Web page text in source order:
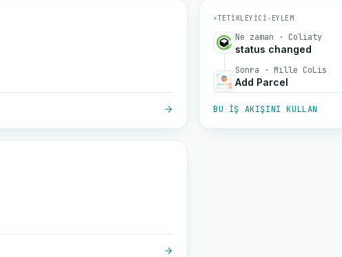
⚡TETIKLEYICI→EYLEM
Ne zaman · Coliaty
status changed
Sonra · Mille CoLis
Add Parcel
BU IŞ AKIŞINI KULLAN